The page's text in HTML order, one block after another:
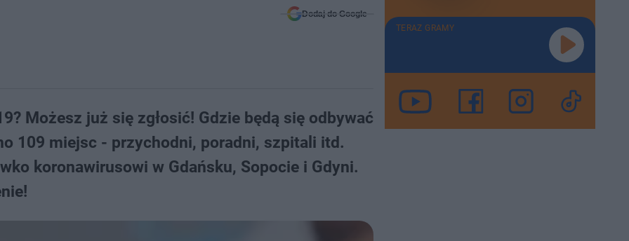
Dodaj do Google
Możesz już się zgłosić! Gdzie będą się odbywać
109 miejsc - przychodni, poradni, szpitali itd.
koronawirusowi w Gdańsku, Sopocie i Gdyni.
TERAZ GRAMY